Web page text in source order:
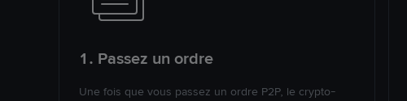
1. Passez un ordre
Une fois que vous passez un ordre P2P, le crypto-